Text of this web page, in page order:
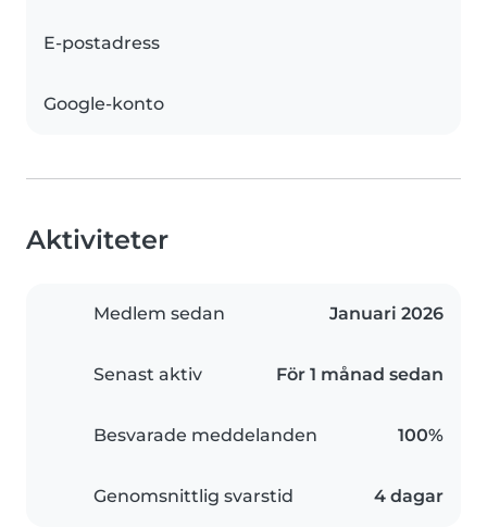
E-postadress
Google-konto
Aktiviteter
Medlem sedan Januari 2026
Senast aktiv För 1 månad sedan
Besvarade meddelanden 100%
Genomsnittlig svarstid 4 dagar